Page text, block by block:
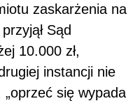
zaskarżenia na
Sąd
10.000 zł,
instancji nie
„oprzeć się wypada